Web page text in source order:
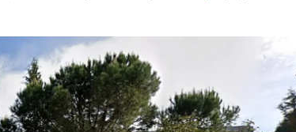
Yalova
Karabük